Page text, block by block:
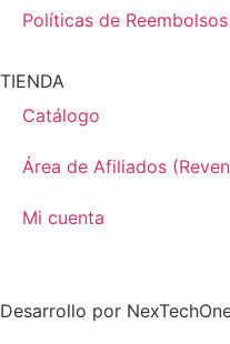
Políticas de Reembolsos
TIENDA
Catálogo
Área de Afiliados
Mi cuenta
Desarrollo por